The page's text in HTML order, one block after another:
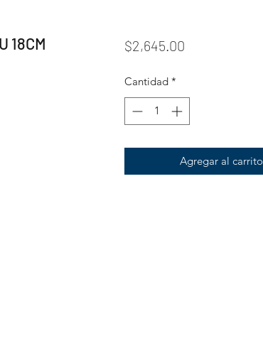
18CM $2,645.00Precio
Cantidad *
Agregar al carrito